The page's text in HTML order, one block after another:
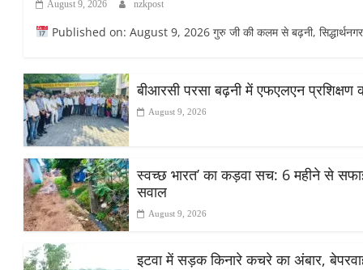
August 9, 2026 nzkpost
Published on: August 9, 2026 गुरु जी की कलम से बढ़नी, सिद्धार्थनगर
बीआरसी परसा बढ़नी में एफएलएन
August 9, 2026
स्वच्छ भारत’ का कड़वा सच: 6 महीने से सफाई
सवाल
August 9, 2026
इटवा में सड़क किनारे कचरे का अंबार,